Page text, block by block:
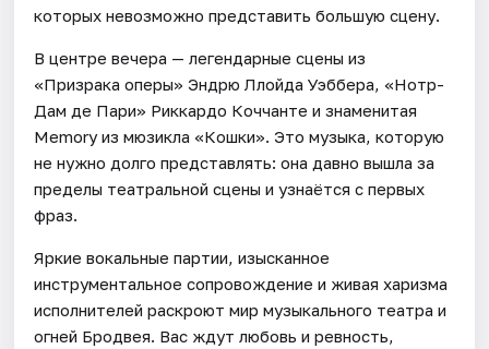
которых невозможно представить большую сцену.
В центре вечера — легендарные сцены из
«Призрака оперы» Эндрю Ллойда Уэббера, «Нотр-
Дам де Пари» Риккардо Коччанте и знаменитая
Memory из мюзикла «Кошки». Это музыка, которую
не нужно долго представлять: она давно вышла за
пределы театральной сцены и узнаётся с первых
фраз.
Яркие вокальные партии, изысканное
инструментальное сопровождение и живая харизма
исполнителей раскроют мир музыкального театра и
огней Бродвея. Вас ждут любовь и ревность,